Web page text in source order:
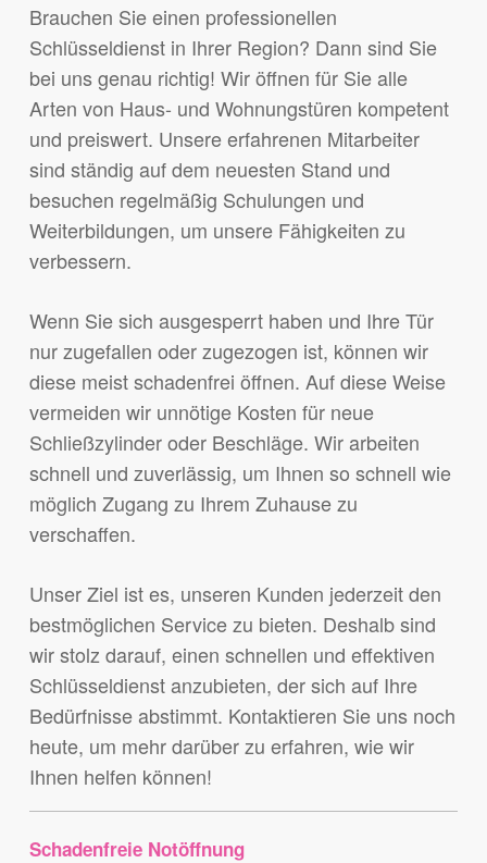
Brauchen Sie einen professionellen
Schlüsseldienst in Ihrer Region? Dann sind Sie
bei uns genau richtig! Wir öffnen für Sie alle
Arten von Haus- und Wohnungstüren kompetent
und preiswert. Unsere erfahrenen Mitarbeiter
sind ständig auf dem neuesten Stand und
besuchen regelmäßig Schulungen und
Weiterbildungen, um unsere Fähigkeiten zu
verbessern.
Wenn Sie sich ausgesperrt haben und Ihre Tür
nur zugefallen oder zugezogen ist, können wir
diese meist schadenfrei öffnen. Auf diese Weise
vermeiden wir unnötige Kosten für neue
Schließzylinder oder Beschläge. Wir arbeiten
schnell und zuverlässig, um Ihnen so schnell wie
möglich Zugang zu Ihrem Zuhause zu
verschaffen.
Unser Ziel ist es, unseren Kunden jederzeit den
bestmöglichen Service zu bieten. Deshalb sind
wir stolz darauf, einen schnellen und effektiven
Schlüsseldienst anzubieten, der sich auf Ihre
Bedürfnisse abstimmt. Kontaktieren Sie uns noch
heute, um mehr darüber zu erfahren, wie wir
Ihnen helfen können!
Schadenfreie Notöffnung